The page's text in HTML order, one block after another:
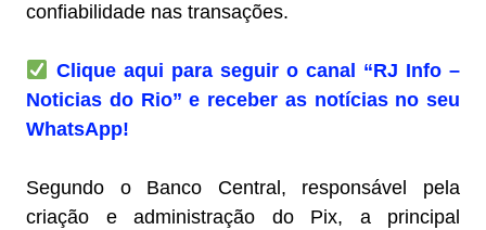
confiabilidade nas transações.
Clique aqui para seguir o canal “RJ Info –
Noticias do Rio” e receber as notícias no seu
WhatsApp!
Segundo o Banco Central, responsável pela
criação e administração do Pix, a principal